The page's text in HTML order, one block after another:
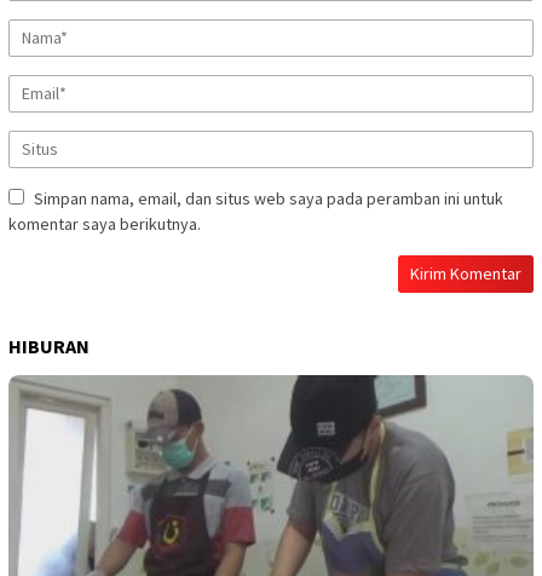
Simpan nama, email, dan situs web saya pada peramban ini untuk
komentar saya berikutnya.
HIBURAN